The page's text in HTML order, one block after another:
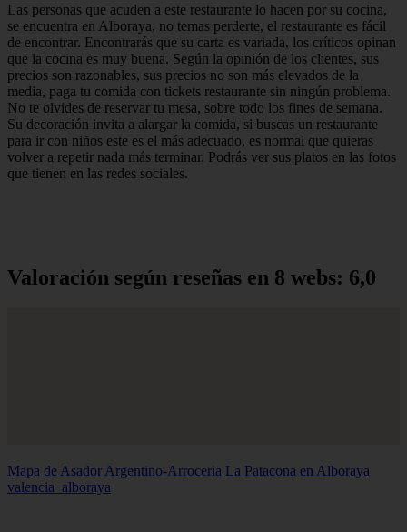
Las personas que acuden a este restaurante lo hacen por su cocina,
se encuentra en Alboraya, no temas perderte, el restaurante es fácil
de encontrar. Encontrarás que su carta es variada, los críticos opinan
que la cocina es muy buena. Según la opinión de los clientes, sus
precios son razonables, sus precios no son más elevados de la
media, paga tu comida con tickets restaurante sin ningún problema.
No te olvides de reservar tu mesa, sobre todo los fines de semana.
Su decoración invita a alargar la comida, si buscas un restaurante
para ir con niños este es el más adecuado, es normal que quieras
volver a repetir nada más terminar. Podrás ver sus platos en las fotos
que tienen en las redes sociales.
Valoración según reseñas en 8 webs: 6,0
Mapa de Asador Argentino-Arroceria La Patacona en Alboraya
valencia_alboraya